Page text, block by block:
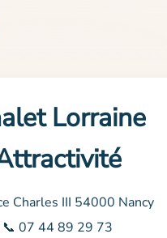
Lorraine
Charles III 54000 Nancy
📞 07 44 89 29 73